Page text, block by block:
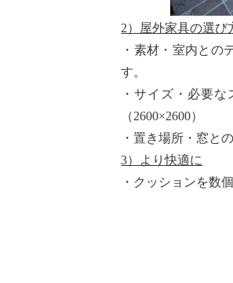
2）屋外家具の選
・素材・室内との
す。
・サイズ・必
（2600×2600）
・置き場所・窓と
3）より快適に
・クッションを数